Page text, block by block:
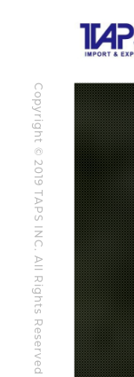
Copyright © 2019 TAPS INC. All Rights Reserved